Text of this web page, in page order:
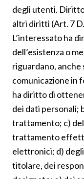
degli utenti.
altri diritti (Art. 7
L’interessato ha
dell’esistenza o
riguardano, anche
comunicazione in
ha diritto di
dei dati personali;
trattamento; c)
trattamento
elettronici; d)
titolare, dei